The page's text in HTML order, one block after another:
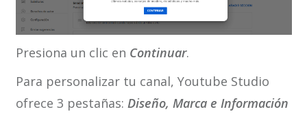
Presiona un clic en Continuar.
Para personalizar tu canal, Youtube Studio
ofrece 3 pestañas: Diseño, Marca e Información